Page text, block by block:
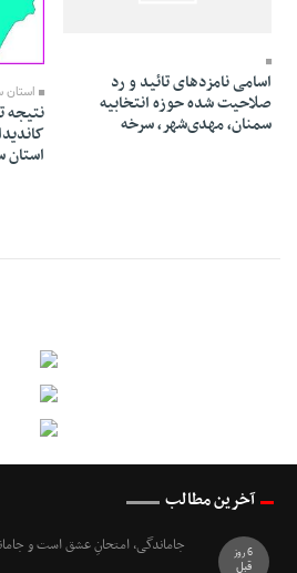
اسامی نامزدهای تائید و رد
صلاحیت شده حوزه انتخابیه
سمنان، مهدی‌شهر، سرخه
استان
استان
آخرین مطالب
جاماندگی، امتحانِ عشق است و
6 روز
قبل